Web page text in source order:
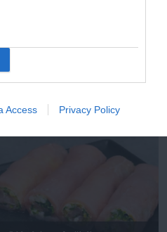
Access Privacy Policy
– Ízletes, gyors fogás a